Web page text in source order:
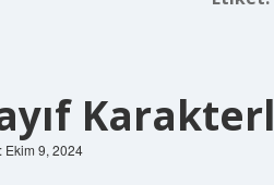
Ekim 9, 2024